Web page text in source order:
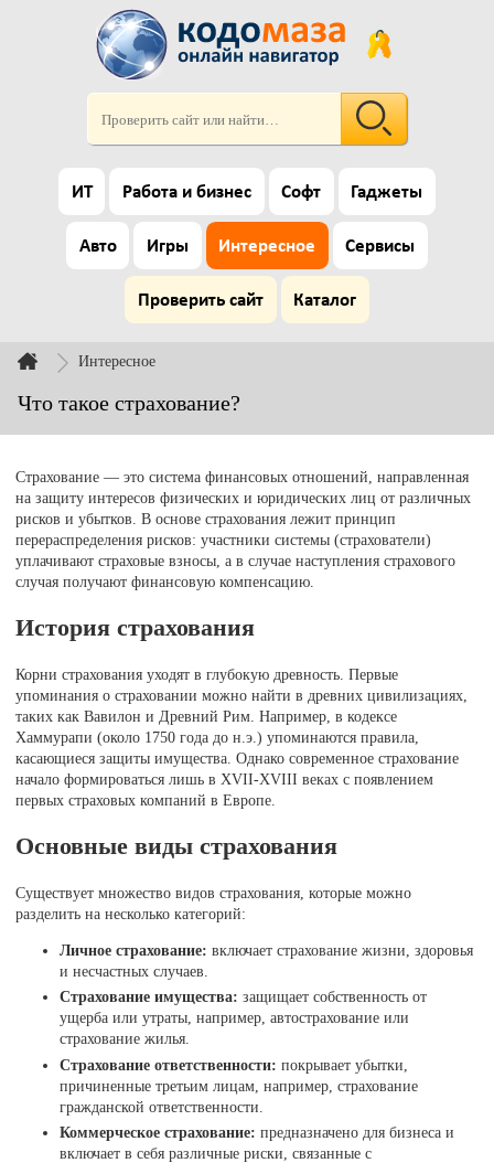
ИТ Работа и бизнес Софт Гаджеты
Авто Игры Интересное Сервисы
Проверить сайт Каталог
Интересное
Что такое страхование?
Страхование — это система финансовых отношений, направленная
на защиту интересов физических и юридических лиц от различных
рисков и убытков. В основе страхования лежит принцип
перераспределения рисков: участники системы (страхователи)
уплачивают страховые взносы, а в случае наступления страхового
случая получают финансовую компенсацию.
История страхования
Корни страхования уходят в глубокую древность. Первые
упоминания о страховании можно найти в древних цивилизациях,
таких как Вавилон и Древний Рим. Например, в кодексе
Хаммурапи (около 1750 года до н.э.) упоминаются правила,
касающиеся защиты имущества. Однако современное страхование
начало формироваться лишь в XVII-XVIII веках с появлением
первых страховых компаний в Европе.
Основные виды страхования
Существует множество видов страхования, которые можно
разделить на несколько категорий:
Личное страхование: включает страхование жизни, здоровья
и несчастных случаев.
Страхование имущества: защищает собственность от
ущерба или утраты, например, автострахование или
страхование жилья.
Страхование ответственности: покрывает убытки,
причиненные третьим лицам, например, страхование
гражданской ответственности.
Коммерческое страхование: предназначено для бизнеса и
включает в себя различные риски, связанные с